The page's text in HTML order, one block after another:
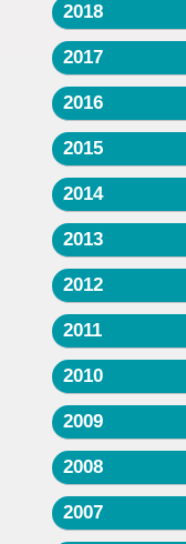
2018
2017
2016
2015
2014
2013
2012
2011
2010
2009
2008
2007